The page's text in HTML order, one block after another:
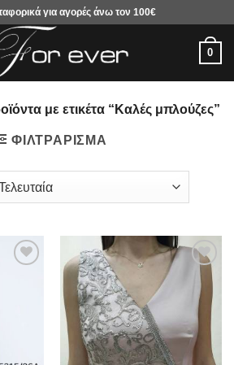
για αγορές άνω τον 100€
0
με ετικέτα “Καλές μπλούζες”
ΦΙΛΤΡΆΡΙΣΜΑ
Προσθήκη
αγαπημένα